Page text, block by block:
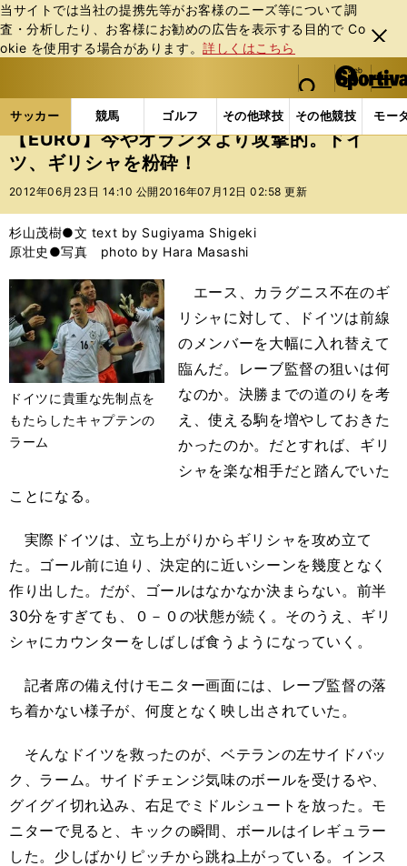
当サイトでは当社の提携先等がお客様のニーズ等について調
査・分析したり、お客様にお勧めの広告を表⽰する⽬的で Co
okie を使⽤する場合があります。詳しくはこちら
閉じ
る
web Sportiva (webスポルティーバ)
検索
マイペ
ー
ジ
メニュ
サッカー 競馬 ゴルフ その他球技 その他競技 モー
ス
ポ
ル
バ
サッカーの記事一覧 海外サッカー 海外サッカー
【EURO】今やオランダより攻撃的。ドイ
ツ、ギリシャを粉砕！
2012年06月23日 14:10 公開 2016年07月12日 02:58 更新
杉山茂樹●文 text by Sugiyama Shigeki
原壮史●写真 photo by Hara Masashi
ドイツに貴重な先制点を
もたらしたキャプテンの
ラーム
エース、カラグニス不在のギ
リシャに対して、ドイツは前線
のメンバーを大幅に入れ替えて
臨んだ。レーブ監督の狙いは何
なのか。決勝までの道のりを考
え、使える駒を増やしておきた
かったのか。だとすれば、ギリ
シャを楽な相手だと踏んでいた
ことになる。
実際ドイツは、立ち上がりからギリシャを攻め立て
た。ゴール前に迫り、決定的に近いシーンを幾度となく
作り出した。だが、ゴールはなかなか決まらない。前半
30分をすぎても、０－０の状態が続く。そのうえ、ギリ
シャにカウンターをしばしば食うようになっていく。
記者席の備え付けモニター画面には、レーブ監督の落
ち着かない様子が、何度となく映し出されていた。
そんなドイツを救ったのが、ベテランの左サイドバッ
ク、ラーム。サイドチェンジ気味のボールを受けるや、
グイグイ切れ込み、右足でミドルシュートを放った。モ
ニターで見ると、キックの瞬間、ボールはイレギュラー
した。少しばかりピッチから跳ね上がっている。インス